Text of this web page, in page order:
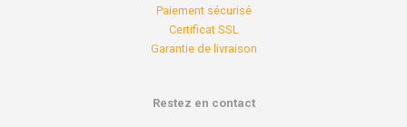
Paiement sécurisé
Certificat SSL
Garantie de livraison
Restez en contact